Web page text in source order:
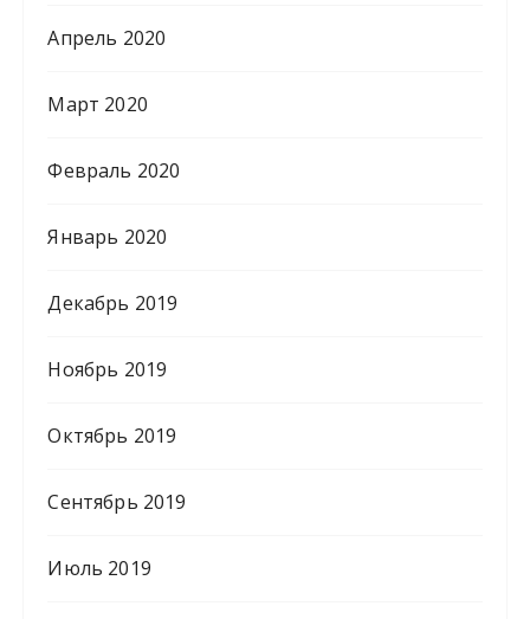
Апрель 2020
Март 2020
Февраль 2020
Январь 2020
Декабрь 2019
Ноябрь 2019
Октябрь 2019
Сентябрь 2019
Июль 2019